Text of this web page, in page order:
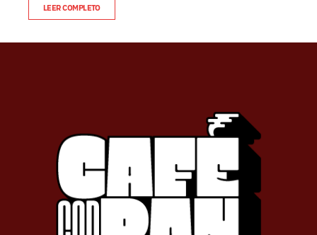
LEER COMPLETO